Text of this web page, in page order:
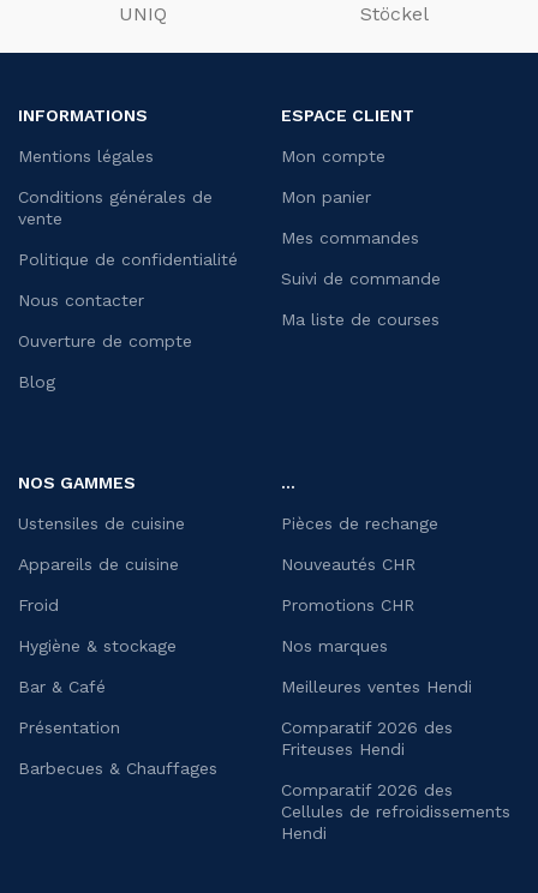
UNIQ Stöckel
INFORMATIONS
Mentions légales
Conditions générales de
vente
Politique de confidentialité
Nous contacter
Ouverture de compte
Blog
ESPACE CLIENT
Mon compte
Mon panier
Mes commandes
Suivi de commande
Ma liste de courses
NOS GAMMES
Ustensiles de cuisine
Appareils de cuisine
Froid
Hygiène & stockage
Bar & Café
Présentation
Barbecues & Chauffages
...
Pièces de rechange
Nouveautés CHR
Promotions CHR
Nos marques
Meilleures ventes Hendi
Comparatif 2026 des
Friteuses Hendi
Comparatif 2026 des
Cellules de refroidissements
Hendi